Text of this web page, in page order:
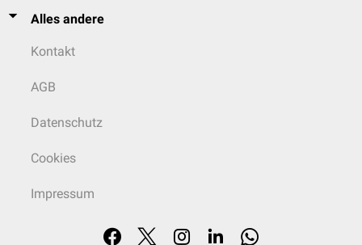
Alles andere
Kontakt
AGB
Datenschutz
Cookies
Impressum